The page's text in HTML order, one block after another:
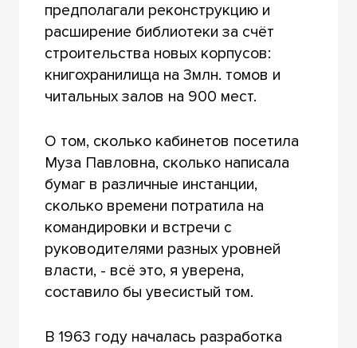
предполагали реконструкцию и
расширение библиотеки за счёт
строительства новых корпусов:
книгохранилища на 3млн. томов и
читальных залов на 900 мест.
О том, сколько кабинетов посетила
Муза Павловна, сколько написала
бумаг в различные инстанции,
сколько времени потратила на
командировки и встречи с
руководителями разных уровней
власти, - всё это, я уверена,
составило бы увесистый том.
В 1963 году началась разработка